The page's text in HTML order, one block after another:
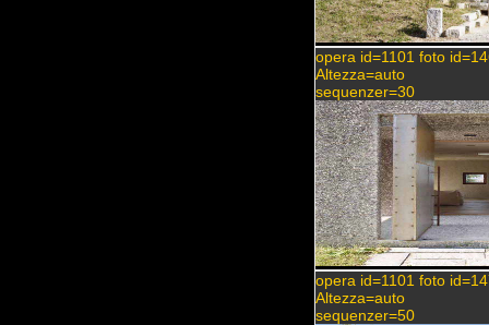
opera id=1101 foto
Altezza=auto
sequenzer=30
opera id=1101 foto
Altezza=auto
sequenzer=50